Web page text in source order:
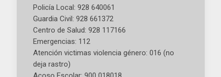
Policía Local: 928 640061
Guardia Civil: 928 661372
Centro de Salud: 928 117166
Emergencias: 112
Atención victimas violencia género: 016 (no
deja rastro)